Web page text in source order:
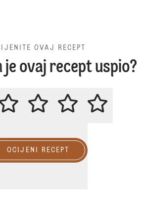
OVAJ RECEPT
je ovaj recept uspio?
OCIJENITE OVAJ RECEPT
OCIJENI RECEPT